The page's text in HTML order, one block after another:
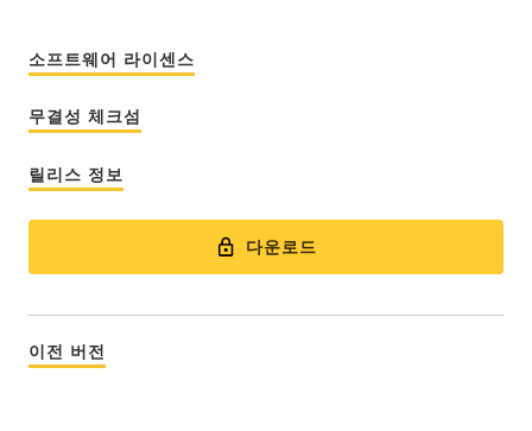
소프트웨어 라이센스
무결성 체크섬
릴리스 정보
다운로드
이전 버전